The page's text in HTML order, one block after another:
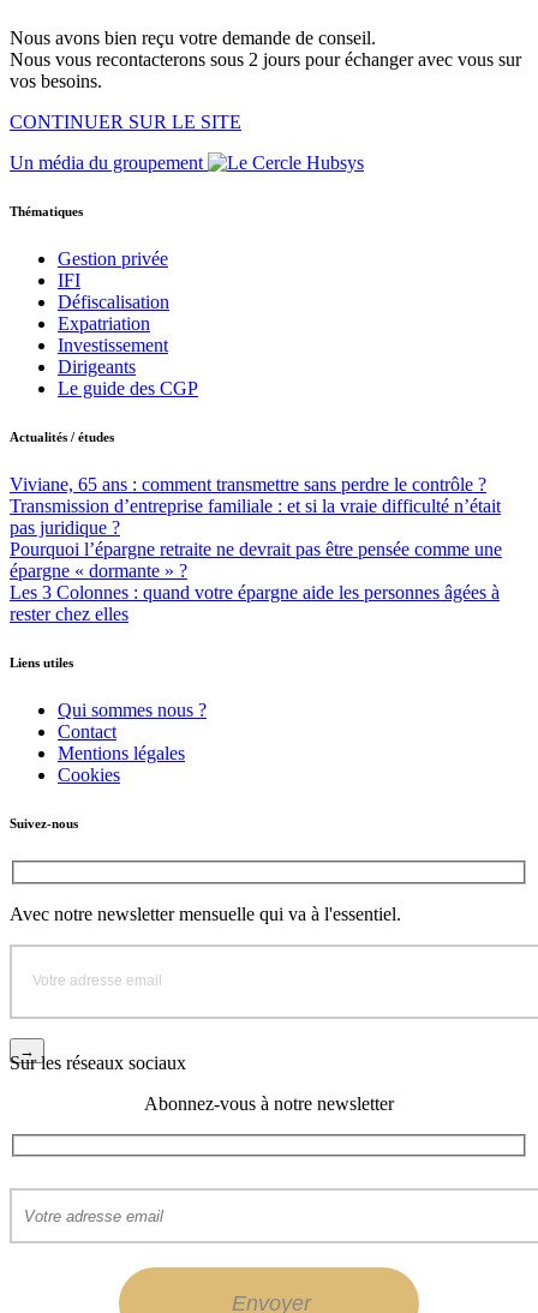
Nous avons bien reçu votre demande de conseil.
Nous vous recontacterons sous 2 jours pour échanger avec vous sur
vos besoins.
CONTINUER SUR LE SITE
Un média du groupement
Thématiques
Gestion privée
IFI
Défiscalisation
Expatriation
Investissement
Dirigeants
Le guide des CGP
Actualités / études
Viviane, 65 ans : comment transmettre sans perdre le contrôle ?
Transmission d’entreprise familiale : et si la vraie difficulté n’était
pas juridique ?
Pourquoi l’épargne retraite ne devrait pas être pensée comme une
épargne « dormante » ?
Les 3 Colonnes : quand votre épargne aide les personnes âgées à
rester chez elles
Liens utiles
Qui sommes nous ?
Contact
Mentions légales
Cookies
Suivez-nous
Avec notre newsletter mensuelle qui va à l'essentiel.
Sur les réseaux sociaux
Abonnez-vous à notre newsletter